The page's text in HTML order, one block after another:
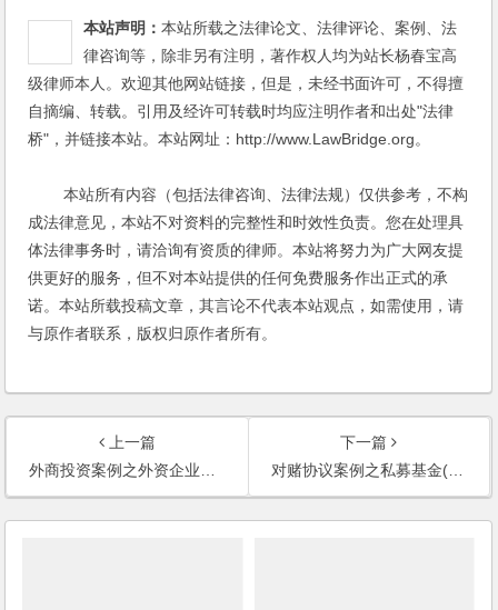
本站声明：本站所载之法律论文、法律评论、案例、法
律咨询等，除非另有注明，著作权人均为站长杨春宝高
级律师本人。欢迎其他网站链接，但是，未经书面许可，不得擅
自摘编、转载。引用及经许可转载时均应注明作者和出处"法律
桥"，并链接本站。本站网址：http://www.LawBridge.org。
本站所有内容（包括法律咨询、法律法规）仅供参考，不构
成法律意见，本站不对资料的完整性和时效性负责。您在处理具
体法律事务时，请洽询有资质的律师。本站将努力为广大网友提
供更好的服务，但不对本站提供的任何免费服务作出正式的承
诺。本站所载投稿文章，其言论不代表本站观点，如需使用，请
与原作者联系，版权归原作者所有。
上一篇
外商投资案例之外资企业减资法律服务
下一篇
对赌协议案例之私募基金(PE)投资中的对赌协议纠纷法律服务